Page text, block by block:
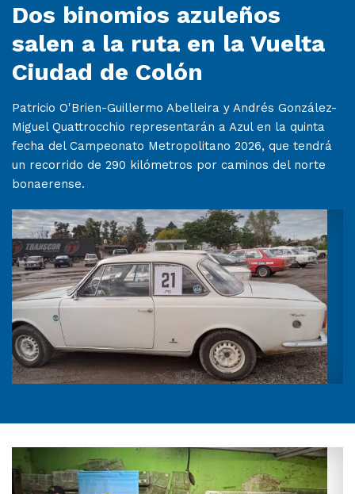
Dos binomios azuleños
salen a la ruta en la Vuelta
Ciudad de Colón
Patricio O'Brien-Guillermo Abelleira y Andrés González-
Miguel Quattrocchio representarán a Azul en la quinta
fecha del Campeonato Metropolitano 2026, que tendrá
un recorrido de 290 kilómetros por caminos del norte
bonaerense.